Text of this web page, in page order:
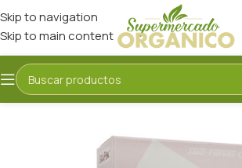
Skip to navigation
Skip to main content